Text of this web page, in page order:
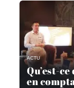
ACTU
Qu’est-
en